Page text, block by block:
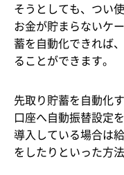
そうとしても、つい
お金が貯まらないケ
蓄を自動化できれば
ることができます。
先取り貯蓄を自動化
口座へ自動振替設定
導入している場合は
をしたりといった方